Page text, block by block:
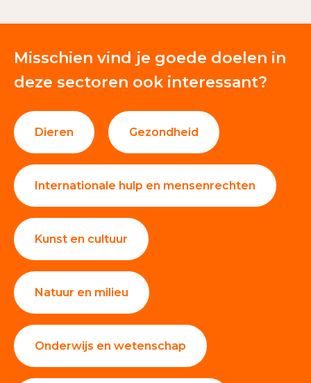
Misschien vind je goede doelen in
deze sectoren ook interessant?
Dieren Gezondheid
Internationale hulp en mensenrechten
Kunst en cultuur
Natuur en milieu
Onderwijs en wetenschap